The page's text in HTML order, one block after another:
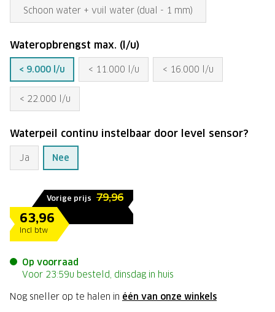
Schoon water + vuil water (dual - 1 mm)
Wateropbrengst max. (l/u)
< 9.000 l/u < 11.000 l/u < 16.000 l/u
< 22.000 l/u
Waterpeil continu instelbaar door level sensor?
Ja Nee
Vorige prijs 79,96
63,96
Incl btw
Op voorraad
Voor 23:59u besteld, dinsdag in huis
Nog sneller op te halen in één van onze winkels